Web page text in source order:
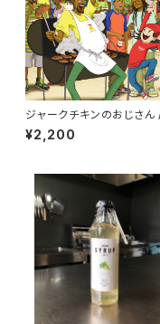
ジャークチキンのおじさ
-KUN (7inchレコード)
¥2,200